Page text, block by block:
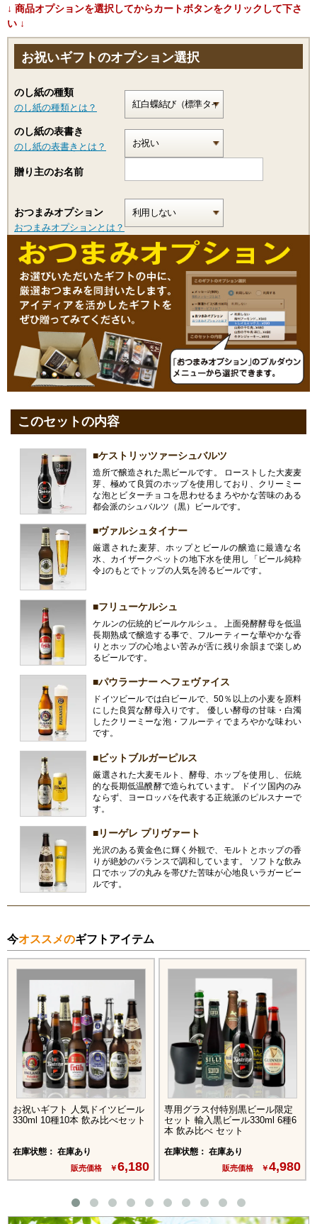
↓ 商品オプションを選択してからカートボタンをクリックして下さ
い ↓
お祝いギフトのオプション選択
のし紙の種類
のし紙の種類とは？
のし紙の表書き
のし紙の表書きとは？
贈り主のお名前
おつまみオプション
おつまみオプションとは？
このセットの内容
■ケストリッツァーシュバルツ
造所で醸造された黒ビールです。 ローストした大麦麦
芽、極めて良質のホップを使用しており、クリーミー
な泡とビターチョコを思わせるまろやかな苦味のある
都会派のシュバルツ（黒）ビールです。
■ヴァルシュタイナー
厳選された麦芽、ホップとビールの醸造に最適な名
水、カイザークペットの地下水を使用し「ビール純粋
令｣のもとでトップの人気を誇るビールです。
■フリューケルシュ
ケルンの伝統的ビールケルシュ。 上面発酵酵母を低温
長期熟成で醸造する事で、フルーティーな華やかな香
りとホップの心地よい苦みが舌に残り余韻まで楽しめ
るビールです。
■パウラーナー ヘフェヴァイス
ドイツビールでは白ビールで、50％以上の小麦を原料
にした良質な酵母入りです。 優しい酵母の甘味・白濁
したクリーミーな泡・フルーティでまろやかな味わい
です。
■ビットブルガーピルス
厳選された大麦モルト、酵母、ホップを使用し、伝統
的な長期低温醗酵で造られています。 ドイツ国内のみ
ならず、ヨーロッパを代表する正統派のピルスナーで
す。
■リーゲレ プリヴァート
光沢のある黄金色に輝く外観で、モルトとホップの香
りが絶妙のバランスで調和しています。 ソフトな飲み
口でホップの丸みを帯びた苦味が心地良いラガービー
ルです。
今オススメのギフトアイテム
お祝いギフト 人気ドイツビール
330ml 10種10本 飲み比べセット
在庫状態： 在庫あり
販売価格 ￥6,180
専用グラス付特別黒ビール限定
セット 輸入黒ビール330ml 6種6
本 飲み比べ セット
在庫状態： 在庫あり
販売価格 ￥4,980